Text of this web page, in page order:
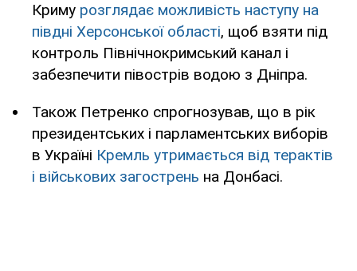
Криму розглядає можливість наступу на
півдні Херсонської області, щоб взяти під
контроль Північнокримський канал і
забезпечити півострів водою з Дніпра.
Також Петренко спрогнозував, що в рік
президентських і парламентських виборів
в Україні Кремль утримається від терактів
і військових загострень на Донбасі.